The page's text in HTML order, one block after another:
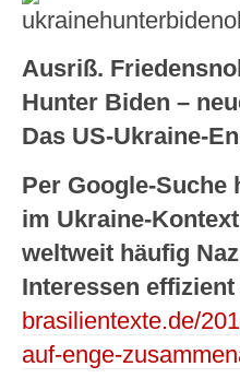
Ausriß.
Hunter Biden –
Das US-Ukraine-
Per Google-Suche
im Ukraine-
weltweit häufig
Interessen
brasilientexte.de/
auf-enge-